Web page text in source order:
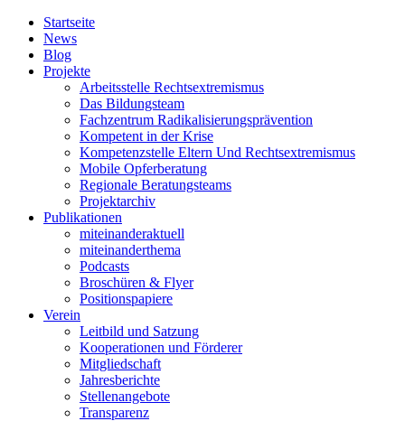
Startseite
News
Blog
Projekte
Arbeitsstelle Rechtsextremismus
Das Bildungsteam
Fachzentrum Radikalisierungsprävention
Kompetent in der Krise
Kompetenzstelle Eltern Und Rechtsextremismus
Mobile Opferberatung
Regionale Beratungsteams
Projektarchiv
Publikationen
miteinanderaktuell
miteinanderthema
Podcasts
Broschüren & Flyer
Positionspapiere
Verein
Leitbild und Satzung
Kooperationen und Förderer
Mitgliedschaft
Jahresberichte
Stellenangebote
Transparenz